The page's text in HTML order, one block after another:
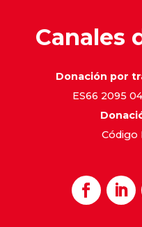
Canales
Donación por
ES66 2095
Código